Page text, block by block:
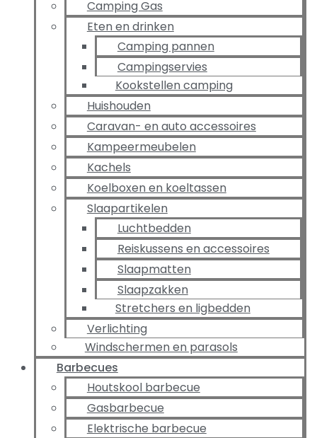
Camping Gas
Eten en drinken
Camping pannen
Campingservies
Kookstellen camping
Huishouden
Caravan- en auto accessoires
Kampeermeubelen
Kachels
Koelboxen en koeltassen
Slaapartikelen
Luchtbedden
Reiskussens en accessoires
Slaapmatten
Slaapzakken
Stretchers en ligbedden
Verlichting
Windschermen en parasols
Barbecues
Houtskool barbecue
Gasbarbecue
Elektrische barbecue